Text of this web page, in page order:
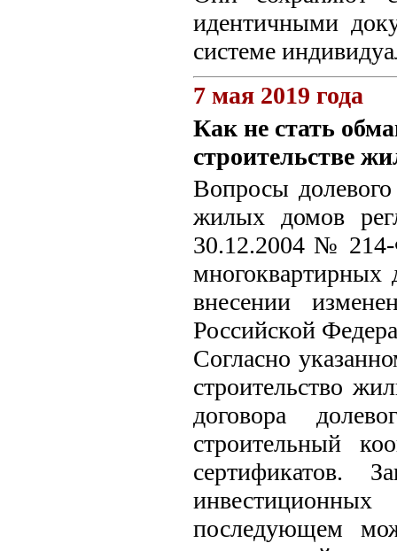
идентичными
системе
7 мая 2019 года
Как не стать
строительстве
Вопросы долевого
жилых домов
30.12.2004 № 214-
внесении
Российской
Согласно
строительство
договора
строительный
сертификатов.
последующем